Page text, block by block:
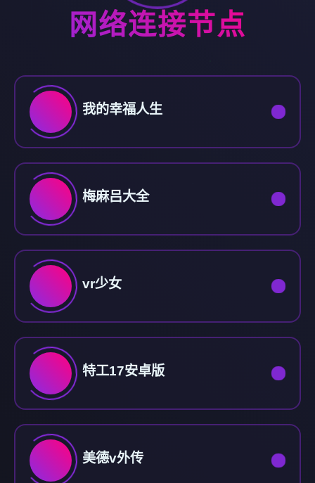
网络连接节点
我的幸福人生
梅麻吕大全
vr少女
特工17安卓版
美德v外传